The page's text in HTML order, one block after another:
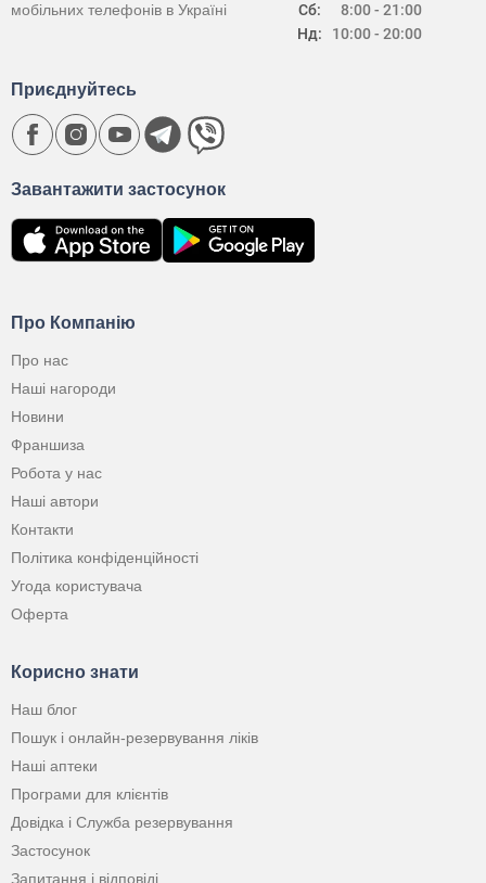
Сб:
Нд:
8:00 - 21:00
10:00 - 20:00
мобільних телефонів в Україні
Про Компанію
Про нас
Наші нагороди
Новини
Франшиза
Робота у нас
Наші автори
Контакти
Політика конфіденційності
Угода користувача
Оферта
Корисно знати
Наш блог
Пошук і онлайн-резервування ліків
Наші аптеки
Програми для клієнтів
Довідка і Служба резервування
Застосунок
Запитання і відповіді
Завантажити застосунок
Приєднуйтесь